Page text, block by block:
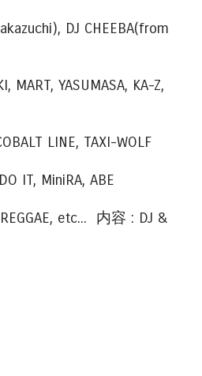
DJ CHEEBA(from
MART, YASUMASA, KA-Z,
LINE, TAXI-WOLF
IT, MiniRA, ABE
etc... 内容 : DJ &